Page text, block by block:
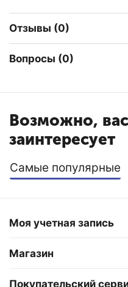
Отзывы (0)
Вопросы (0)
Возможно,
заинтересует
Самые популярные
Моя учетная запись
Магазин
Покупательский